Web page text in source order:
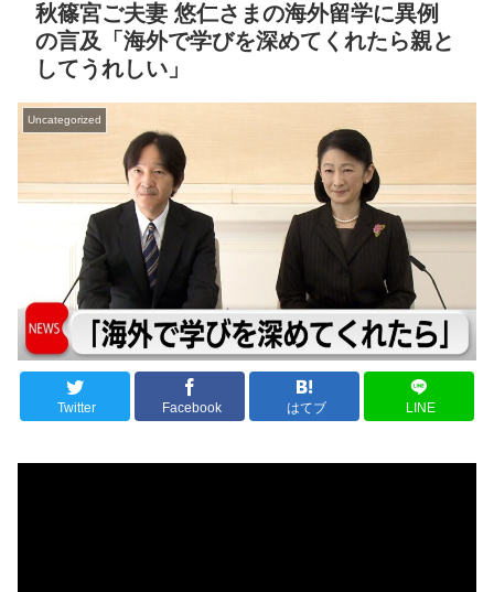
秋篠宮ご夫妻 悠仁さまの海外留学に異例
の言及「海外で学びを深めてくれたら親と
してうれしい」
Uncategorized
Twitter Facebook はてブ LINE